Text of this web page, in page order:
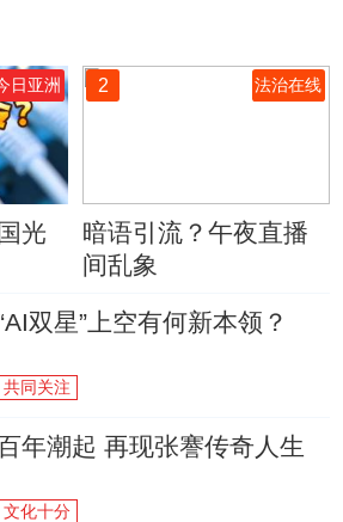
日亚洲
光
2 法治在线
暗语引流？午夜直播
间乱象
双星”上空有何新本领？
共同关注
年潮起 再现张謇传奇人生
文化十分